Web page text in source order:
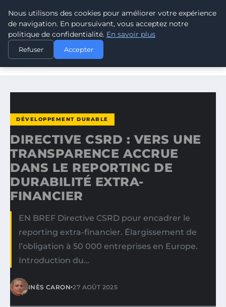
CLIMATE GUARDIAN
ACCUEIL
DÉVELOPPEMENT DURABLE
DIRECTIVE CSRD : VERS UNE TRANSPARENCE ACCRUE
DÉVELOPPEMENT DURABLE
DIRECTIVE CSRD : VERS UNE
TRANSPARENCE ACCRUE
DANS LE REPORTING DE
DURABILITÉ EXTRA-
FINANCIER
EN BREF Directive CSRD pour encadrer le
reporting extra-financier. Élargissement de
l’obligation à 50 000 entreprises en Europe.
Introduction du…
INÈS CARON•27 AOÛT 2025
Nous utilisons des cookies pour améliorer votre expérience
de navigation. En poursuivant, vous acceptez notre
politique de confidentialité. En savoir plus
Refuser Accepter